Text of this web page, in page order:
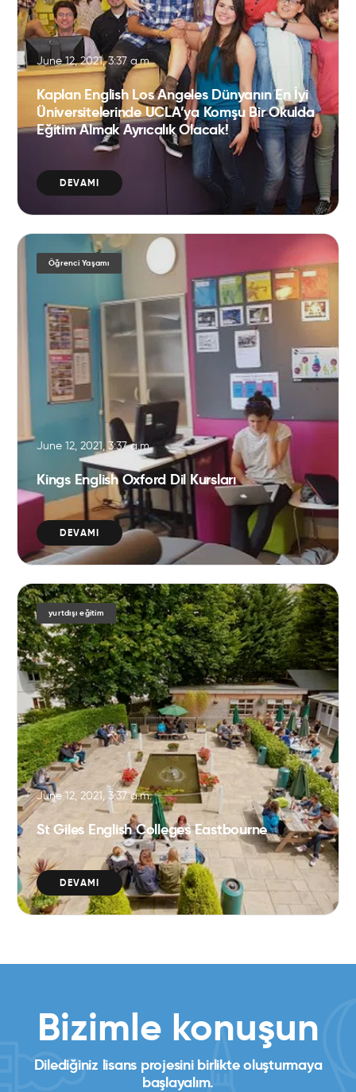
June 12, 2021, 3:37 a.m.
Kaplan English Los Angeles Dünyanın En İyi
Üniversitelerinde UCLA’ya Komşu Bir Okulda
Eğitim Almak Ayrıcalık Olacak!
DEVAMI
Öğrenci Yaşamı
June 12, 2021, 3:37 a.m.
Kings English Oxford Dil Kursları
DEVAMI
yurtdışı eğitim
June 12, 2021, 3:37 a.m.
St Giles English Colleges Eastbourne
DEVAMI
Bizimle konuşun
Dilediğiniz lisans projesini birlikte oluşturmaya
başlayalım.